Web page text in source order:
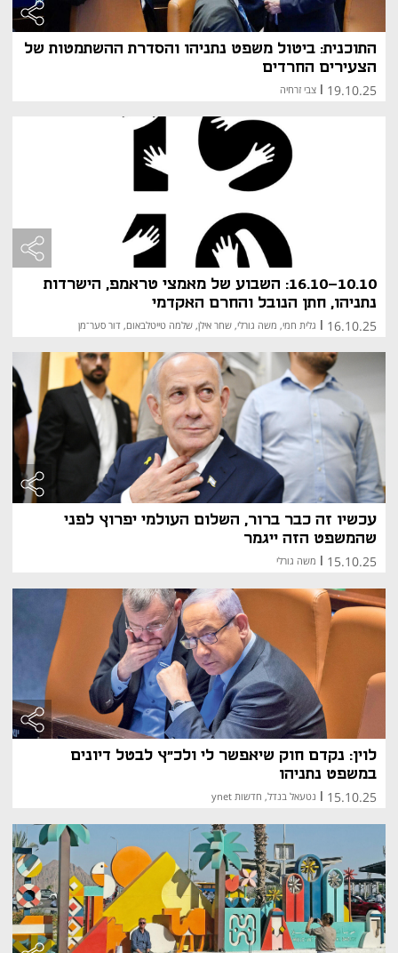
התוכנית: ביטול משפט נתניהו והסדרת ההשתמטות של
הצעירים החרדים
19.10.25 צבי זרחיה
16.10-10.10: השבוע של מאמצי טראמפ, הישרדות
נתניהו, חתן הנובל והחרם האקדמי
16.10.25 גלית חמי, משה גורלי, שחר אילן, שלמה טייטלבאום, דור סער־מן
עכשיו זה כבר ברור, השלום העולמי יפרוץ לפני
שהמשפט הזה ייגמר
15.10.25 משה גורלי
לוין: נקדם חוק שיאפשר לי ולכ"ץ לבטל דיונים
במשפט נתניהו
15.10.25 נטעאל בנדל, חדשות ynet